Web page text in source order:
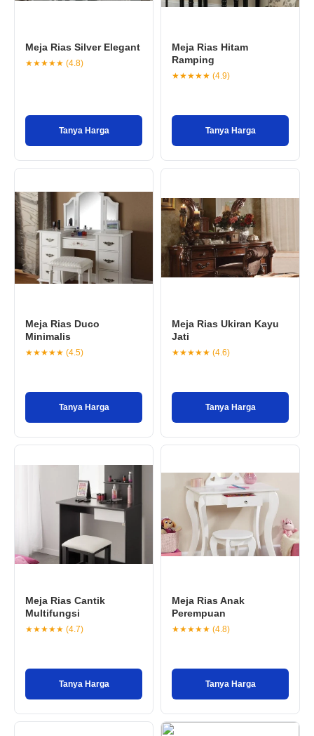
Meja Rias Silver Elegant
★★★★★ (4.8)
Tanya Harga
Meja Rias Hitam
Ramping
★★★★★ (4.9)
Tanya Harga
Meja Rias Duco
Minimalis
★★★★★ (4.5)
Tanya Harga
Meja Rias Ukiran Kayu
Jati
★★★★★ (4.6)
Tanya Harga
Meja Rias Cantik
Multifungsi
★★★★★ (4.7)
Tanya Harga
Meja Rias Anak
Perempuan
★★★★★ (4.8)
Tanya Harga